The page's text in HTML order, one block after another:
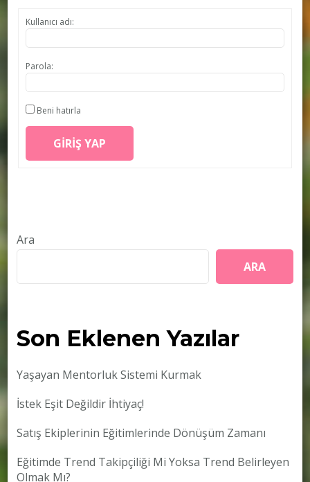
Kullanıcı adı:
Parola:
Beni hatırla
GIRIŞ YAP
Ara
ARA
Son Eklenen Yazılar
Yaşayan Mentorluk Sistemi Kurmak
İstek Eşit Değildir İhtiyaç!
Satış Ekiplerinin Eğitimlerinde Dönüşüm Zamanı
Eğitimde Trend Takipçiliği Mi Yoksa Trend Belirleyen
Olmak Mı?